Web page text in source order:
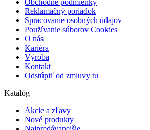
Obchodné podmienky
Reklamačný poriadok
Spracovanie osobných údajov
Používanie súborov Cookies
O nás
Kariéra
Výroba
Kontakt
Odstúpiť od zmluvy tu
Katalóg
Akcie a zľavy
Nové produkty